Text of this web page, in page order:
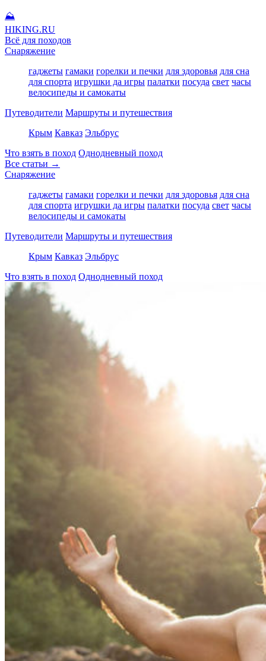
⛰
HIKING.RU
Всё для походов
Снаряжение
гаджеты гамаки горелки и печки для здоровья для сна
для спорта игрушки да игры палатки посуда свет часы
велосипеды и самокаты
Путеводители Маршруты и путешествия
Крым Кавказ Эльбрус
Что взять в поход Однодневный поход
Все статьи →
Снаряжение
гаджеты гамаки горелки и печки для здоровья для сна
для спорта игрушки да игры палатки посуда свет часы
велосипеды и самокаты
Путеводители Маршруты и путешествия
Крым Кавказ Эльбрус
Что взять в поход Однодневный поход